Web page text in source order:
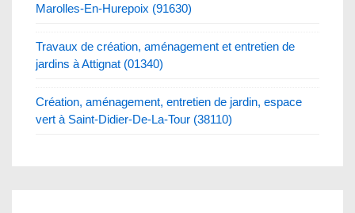
Marolles-En-Hurepoix (91630)
Travaux de création, aménagement et entretien de
jardins à Attignat (01340)
Création, aménagement, entretien de jardin, espace
vert à Saint-Didier-De-La-Tour (38110)